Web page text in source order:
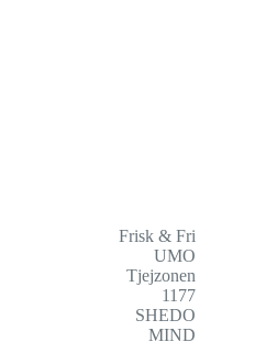
Frisk & Fri
UMO
Tjejzonen
1177
SHEDO
MIND